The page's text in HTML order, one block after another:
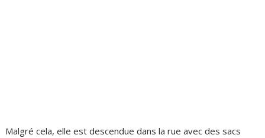
Malgré cela, elle est descendue dans la rue avec des sacs